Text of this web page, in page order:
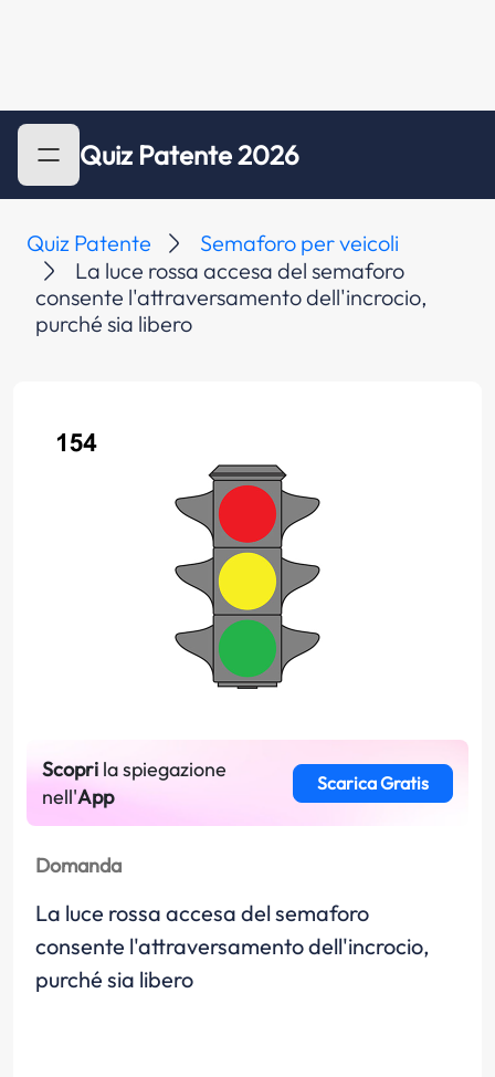
Quiz Patente 2026
Quiz Patente
Semaforo per veicoli
La luce rossa accesa del semaforo
consente l'attraversamento dell'incrocio,
purché sia libero
Scopri la spiegazione
nell'App
Scarica Gratis
Domanda
La luce rossa accesa del semaforo
consente l'attraversamento dell'incrocio,
purché sia libero